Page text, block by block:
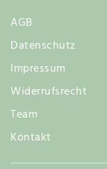
AGB
Datenschutz
Impressum
Widerrufsrecht
Team
Kontakt